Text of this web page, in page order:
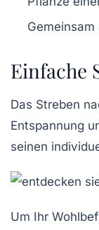
Einfache
Das Streben
Entspannung
seinen
Um Ihr